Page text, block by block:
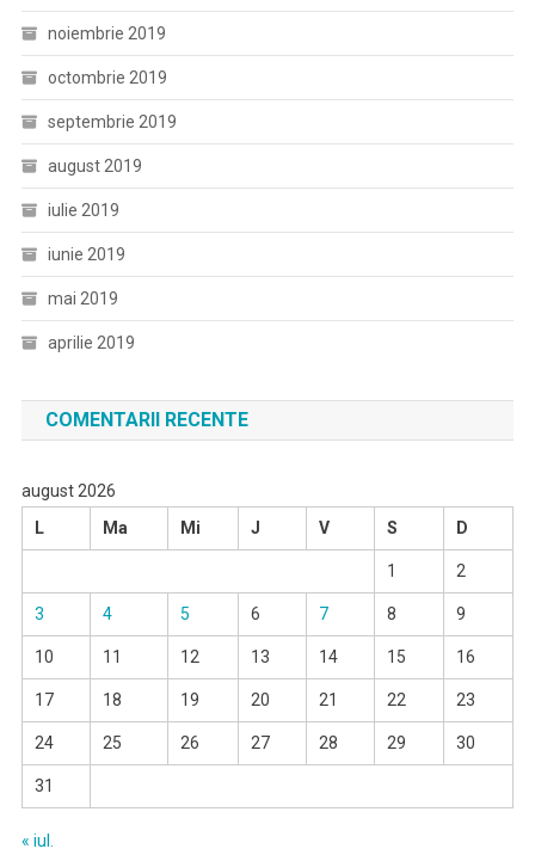
noiembrie 2019
octombrie 2019
septembrie 2019
august 2019
iulie 2019
iunie 2019
mai 2019
aprilie 2019
COMENTARII RECENTE
august 2026
L
Ma Mi J V S D
1 2
3 4 5 6 7 8 9
10 11 12 13 14 15 16
17 18 19 20 21 22 23
24 25 26 27 28 29 30
31
« iul.